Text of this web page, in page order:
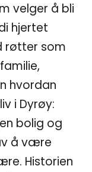
velger å bli
hjertet
røtter som
hvordan
i Dyrøy:
bolig og
å være
Historien